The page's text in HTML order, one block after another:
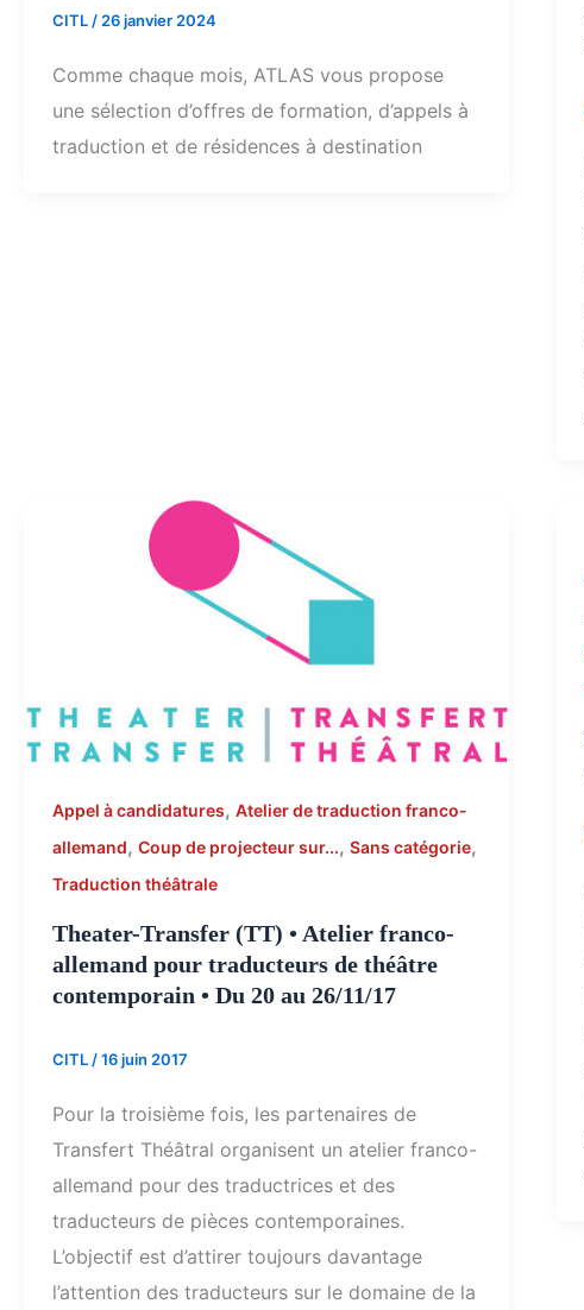
CITL / 26 janvier 2024
Comme chaque mois, ATLAS vous propose
une sélection d’offres de formation, d’appels à
traduction et de résidences à destination
Appel à candidatures, Atelier de traduction franco-
allemand, Coup de projecteur sur..., Sans catégorie,
Traduction théâtrale
Theater-Transfer (TT) • Atelier franco-
allemand pour traducteurs de théâtre
contemporain • Du 20 au 26/11/17
CITL /16 juin 2017
Pour la troisième fois, les partenaires de
Transfert Théâtral organisent un atelier franco-
allemand pour des traductrices et des
traducteurs de pièces contemporaines.
L’objectif est d’attirer toujours davantage
l’attention des traducteurs sur le domaine de la